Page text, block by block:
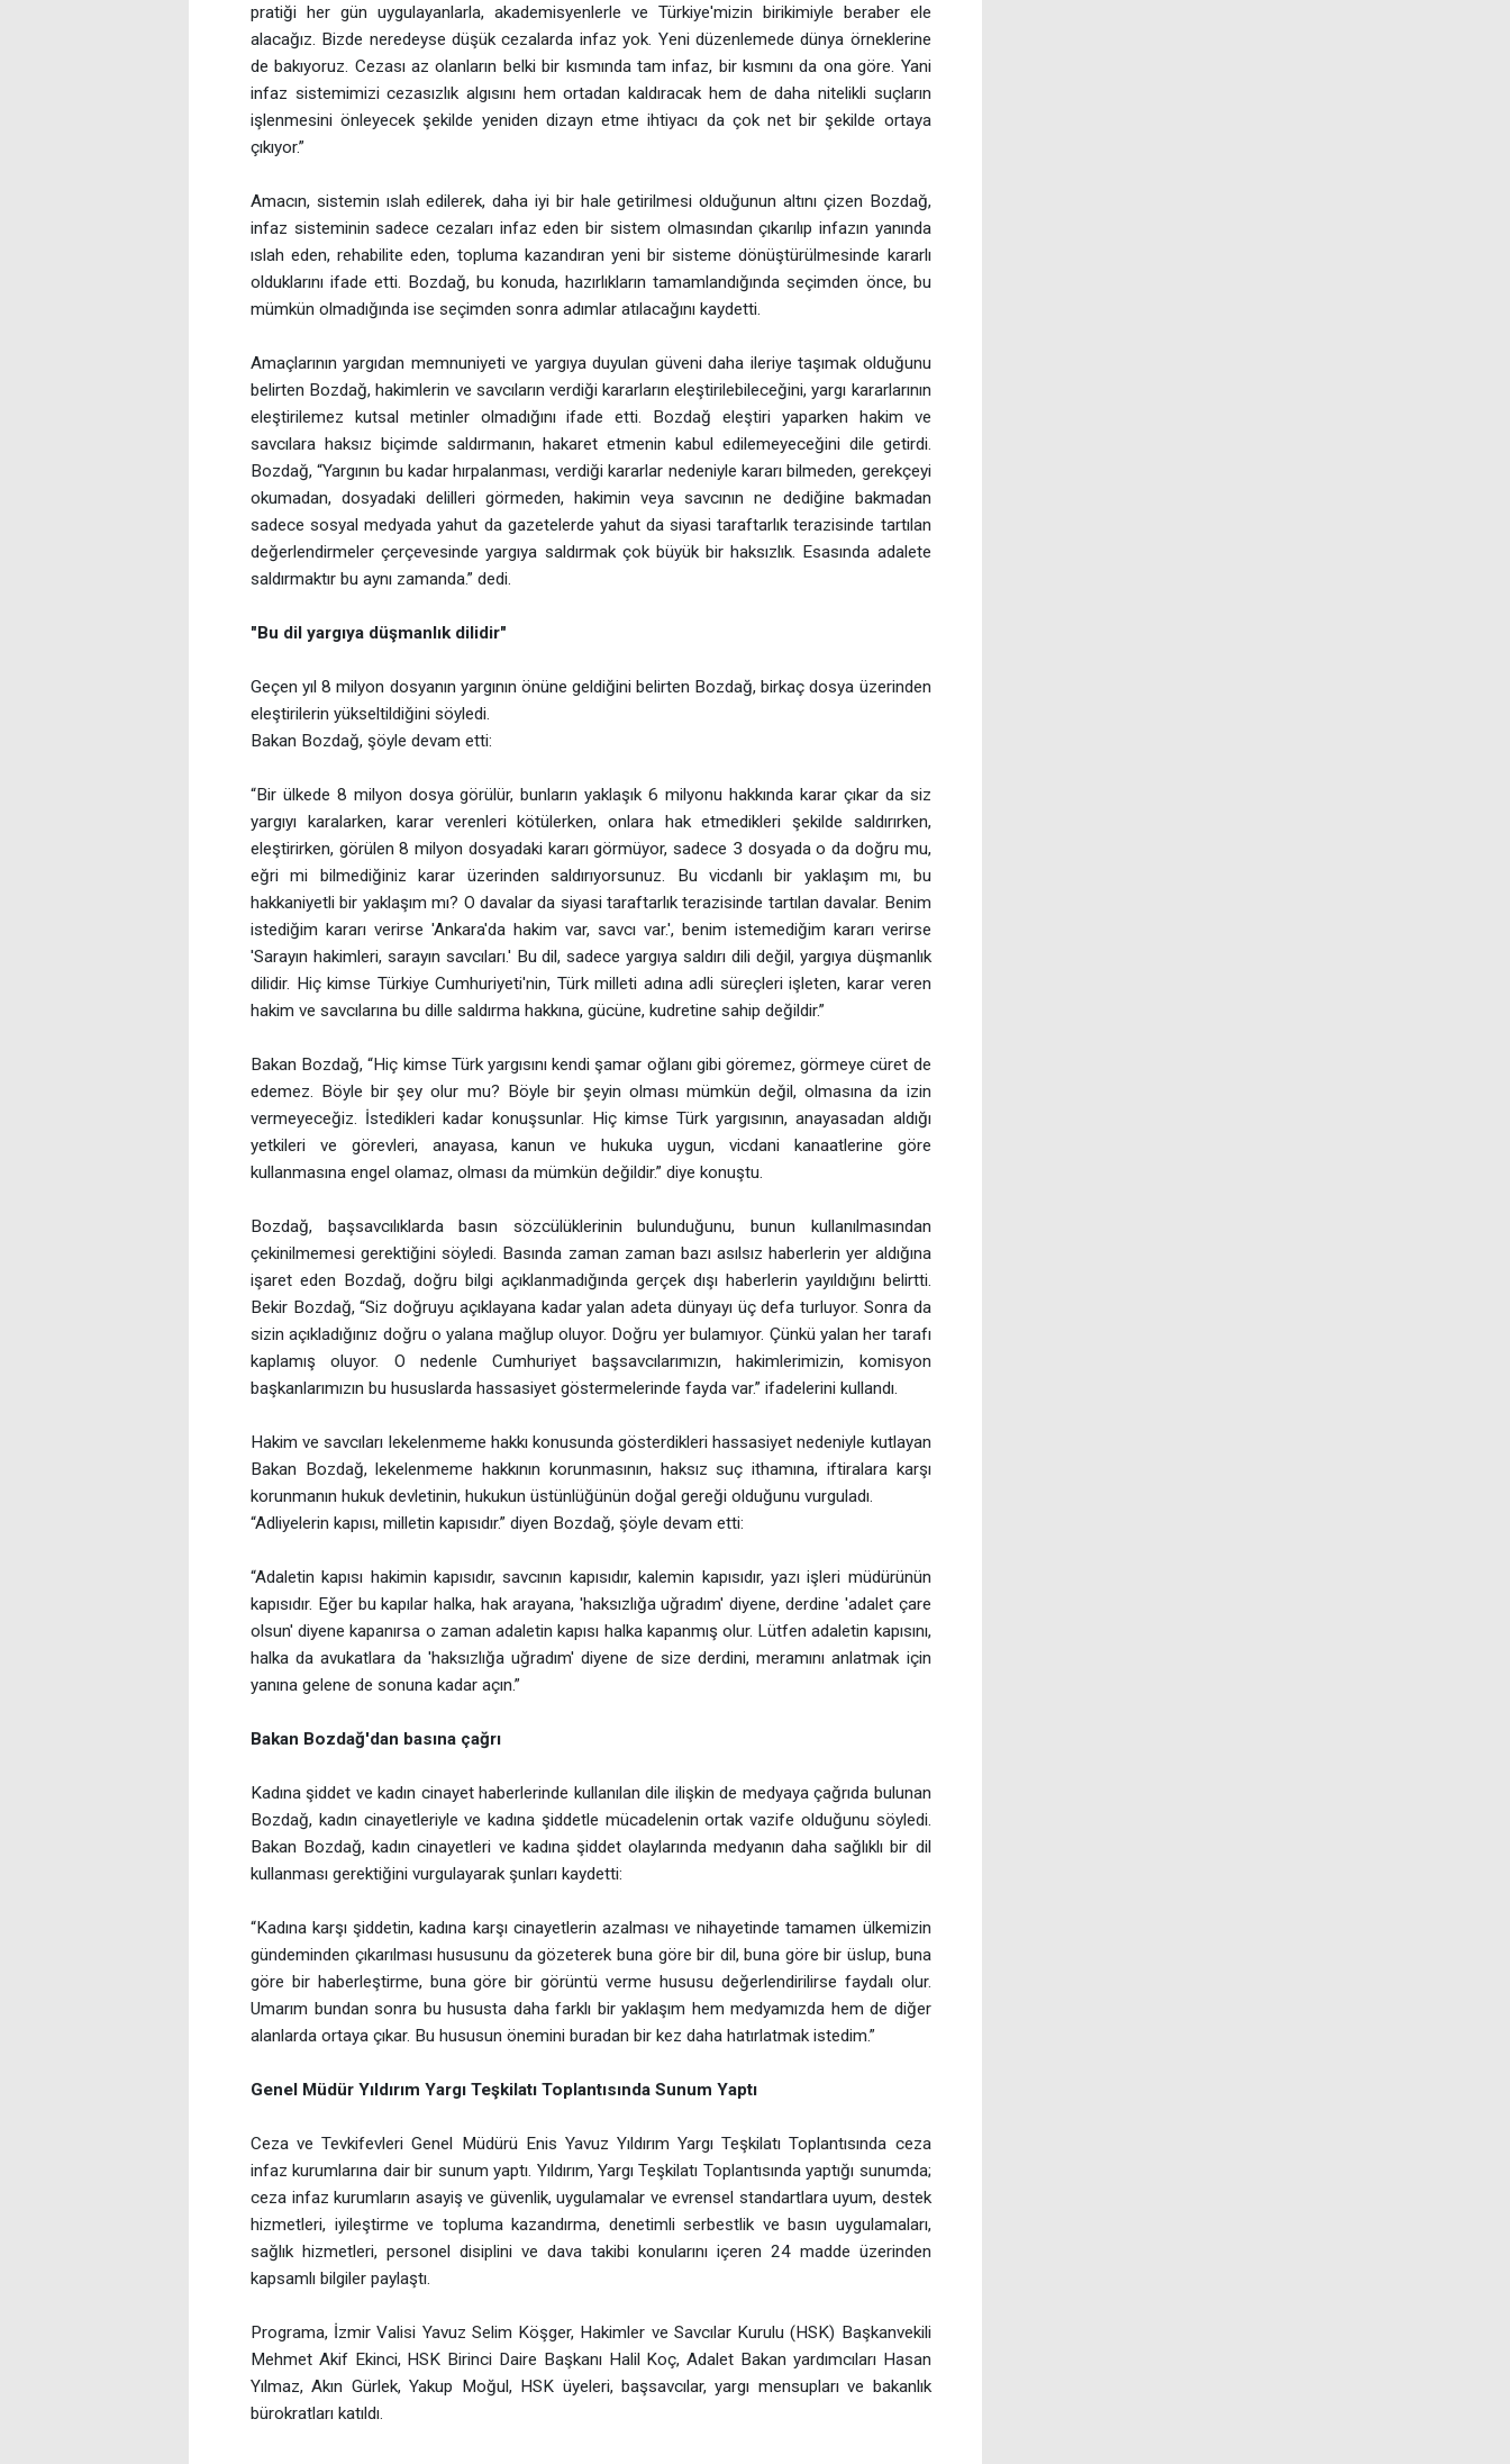
pratiği her gün uygulayanlarla, akademisyenlerle ve Türkiye'mizin birikimiyle beraber ele
alacağız. Bizde neredeyse düşük cezalarda infaz yok. Yeni düzenlemede dünya örneklerine
de bakıyoruz. Cezası az olanların belki bir kısmında tam infaz, bir kısmını da ona göre. Yani
infaz sistemimizi cezasızlık algısını hem ortadan kaldıracak hem de daha nitelikli suçların
işlenmesini önleyecek şekilde yeniden dizayn etme ihtiyacı da çok net bir şekilde ortaya
çıkıyor.”
Amacın, sistemin ıslah edilerek, daha iyi bir hale getirilmesi olduğunun altını çizen Bozdağ,
infaz sisteminin sadece cezaları infaz eden bir sistem olmasından çıkarılıp infazın yanında
ıslah eden, rehabilite eden, topluma kazandıran yeni bir sisteme dönüştürülmesinde kararlı
olduklarını ifade etti. Bozdağ, bu konuda, hazırlıkların tamamlandığında seçimden önce, bu
mümkün olmadığında ise seçimden sonra adımlar atılacağını kaydetti.
Amaçlarının yargıdan memnuniyeti ve yargıya duyulan güveni daha ileriye taşımak olduğunu
belirten Bozdağ, hakimlerin ve savcıların verdiği kararların eleştirilebileceğini, yargı kararlarının
eleştirilemez kutsal metinler olmadığını ifade etti. Bozdağ eleştiri yaparken hakim ve
savcılara haksız biçimde saldırmanın, hakaret etmenin kabul edilemeyeceğini dile getirdi.
Bozdağ, “Yargının bu kadar hırpalanması, verdiği kararlar nedeniyle kararı bilmeden, gerekçeyi
okumadan, dosyadaki delilleri görmeden, hakimin veya savcının ne dediğine bakmadan
sadece sosyal medyada yahut da gazetelerde yahut da siyasi taraftarlık terazisinde tartılan
değerlendirmeler çerçevesinde yargıya saldırmak çok büyük bir haksızlık. Esasında adalete
saldırmaktır bu aynı zamanda.” dedi.
"Bu dil yargıya düşmanlık dilidir"
Geçen yıl 8 milyon dosyanın yargının önüne geldiğini belirten Bozdağ, birkaç dosya üzerinden
eleştirilerin yükseltildiğini söyledi.
Bakan Bozdağ, şöyle devam etti:
“Bir ülkede 8 milyon dosya görülür, bunların yaklaşık 6 milyonu hakkında karar çıkar da siz
yargıyı karalarken, karar verenleri kötülerken, onlara hak etmedikleri şekilde saldırırken,
eleştirirken, görülen 8 milyon dosyadaki kararı görmüyor, sadece 3 dosyada o da doğru mu,
eğri mi bilmediğiniz karar üzerinden saldırıyorsunuz. Bu vicdanlı bir yaklaşım mı, bu
hakkaniyetli bir yaklaşım mı? O davalar da siyasi taraftarlık terazisinde tartılan davalar. Benim
istediğim kararı verirse 'Ankara'da hakim var, savcı var.', benim istemediğim kararı verirse
'Sarayın hakimleri, sarayın savcıları.' Bu dil, sadece yargıya saldırı dili değil, yargıya düşmanlık
dilidir. Hiç kimse Türkiye Cumhuriyeti'nin, Türk milleti adına adli süreçleri işleten, karar veren
hakim ve savcılarına bu dille saldırma hakkına, gücüne, kudretine sahip değildir.”
Bakan Bozdağ, “Hiç kimse Türk yargısını kendi şamar oğlanı gibi göremez, görmeye cüret de
edemez. Böyle bir şey olur mu? Böyle bir şeyin olması mümkün değil, olmasına da izin
vermeyeceğiz. İstedikleri kadar konuşsunlar. Hiç kimse Türk yargısının, anayasadan aldığı
yetkileri ve görevleri, anayasa, kanun ve hukuka uygun, vicdani kanaatlerine göre
kullanmasına engel olamaz, olması da mümkün değildir.” diye konuştu.
Bozdağ, başsavcılıklarda basın sözcülüklerinin bulunduğunu, bunun kullanılmasından
çekinilmemesi gerektiğini söyledi. Basında zaman zaman bazı asılsız haberlerin yer aldığına
işaret eden Bozdağ, doğru bilgi açıklanmadığında gerçek dışı haberlerin yayıldığını belirtti.
Bekir Bozdağ, “Siz doğruyu açıklayana kadar yalan adeta dünyayı üç defa turluyor. Sonra da
sizin açıkladığınız doğru o yalana mağlup oluyor. Doğru yer bulamıyor. Çünkü yalan her tarafı
kaplamış oluyor. O nedenle Cumhuriyet başsavcılarımızın, hakimlerimizin, komisyon
başkanlarımızın bu hususlarda hassasiyet göstermelerinde fayda var.” ifadelerini kullandı.
Hakim ve savcıları lekelenmeme hakkı konusunda gösterdikleri hassasiyet nedeniyle kutlayan
Bakan Bozdağ, lekelenmeme hakkının korunmasının, haksız suç ithamına, iftiralara karşı
korunmanın hukuk devletinin, hukukun üstünlüğünün doğal gereği olduğunu vurguladı.
“Adliyelerin kapısı, milletin kapısıdır.” diyen Bozdağ, şöyle devam etti:
“Adaletin kapısı hakimin kapısıdır, savcının kapısıdır, kalemin kapısıdır, yazı işleri müdürünün
kapısıdır. Eğer bu kapılar halka, hak arayana, 'haksızlığa uğradım' diyene, derdine 'adalet çare
olsun' diyene kapanırsa o zaman adaletin kapısı halka kapanmış olur. Lütfen adaletin kapısını,
halka da avukatlara da 'haksızlığa uğradım' diyene de size derdini, meramını anlatmak için
yanına gelene de sonuna kadar açın.”
Bakan Bozdağ'dan basına çağrı
Kadına şiddet ve kadın cinayet haberlerinde kullanılan dile ilişkin de medyaya çağrıda bulunan
Bozdağ, kadın cinayetleriyle ve kadına şiddetle mücadelenin ortak vazife olduğunu söyledi.
Bakan Bozdağ, kadın cinayetleri ve kadına şiddet olaylarında medyanın daha sağlıklı bir dil
kullanması gerektiğini vurgulayarak şunları kaydetti:
“Kadına karşı şiddetin, kadına karşı cinayetlerin azalması ve nihayetinde tamamen ülkemizin
gündeminden çıkarılması hususunu da gözeterek buna göre bir dil, buna göre bir üslup, buna
göre bir haberleştirme, buna göre bir görüntü verme hususu değerlendirilirse faydalı olur.
Umarım bundan sonra bu hususta daha farklı bir yaklaşım hem medyamızda hem de diğer
alanlarda ortaya çıkar. Bu hususun önemini buradan bir kez daha hatırlatmak istedim.”
Genel Müdür Yıldırım Yargı Teşkilatı Toplantısında Sunum Yaptı
Ceza ve Tevkifevleri Genel Müdürü Enis Yavuz Yıldırım Yargı Teşkilatı Toplantısında ceza
infaz kurumlarına dair bir sunum yaptı. Yıldırım, Yargı Teşkilatı Toplantısında yaptığı sunumda;
ceza infaz kurumların asayiş ve güvenlik, uygulamalar ve evrensel standartlara uyum, destek
hizmetleri, iyileştirme ve topluma kazandırma, denetimli serbestlik ve basın uygulamaları,
sağlık hizmetleri, personel disiplini ve dava takibi konularını içeren 24 madde üzerinden
kapsamlı bilgiler paylaştı.
Programa, İzmir Valisi Yavuz Selim Köşger, Hakimler ve Savcılar Kurulu (HSK) Başkanvekili
Mehmet Akif Ekinci, HSK Birinci Daire Başkanı Halil Koç, Adalet Bakan yardımcıları Hasan
Yılmaz, Akın Gürlek, Yakup Moğul, HSK üyeleri, başsavcılar, yargı mensupları ve bakanlık
bürokratları katıldı.